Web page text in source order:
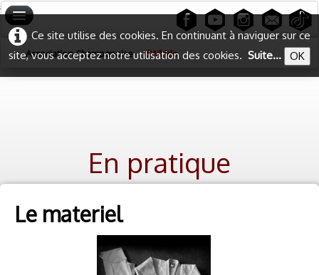
# #
Ce site utilise des cookies. En continuant à naviguer sur ce
site, vous acceptez notre utilisation des cookies. Suite... OK
Accueil
Association Champenoise d'Aïkido
En pratique
Le materiel